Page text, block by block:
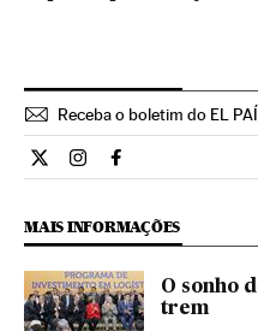
Receba o boletim do EL
Economia El País Brasil en
Economia El País
Economia El
MAIS INFORMAÇÕES
O sonho
trem